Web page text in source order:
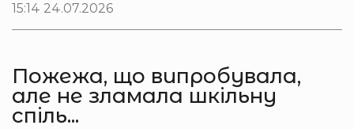
15:14 24.07.2026
Пожежа, що випробувала,
але не зламала шкільну
спіль...